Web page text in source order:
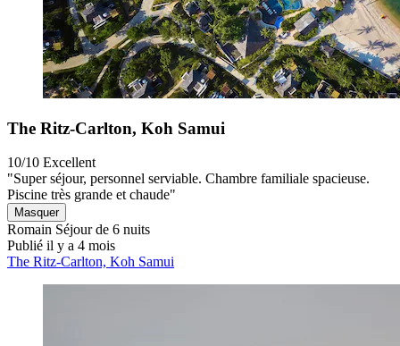
The Ritz-Carlton, Koh Samui
10/10 Excellent
"Super séjour, personnel serviable. Chambre familiale spacieuse.
Piscine très grande et chaude"
Masquer
Romain Séjour de 6 nuits
Publié il y a 4 mois
The Ritz-Carlton, Koh Samui